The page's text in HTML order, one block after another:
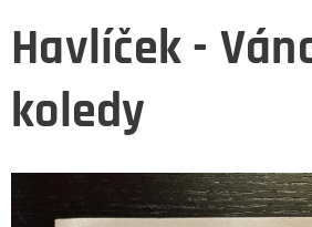
Havlíček -
koledy